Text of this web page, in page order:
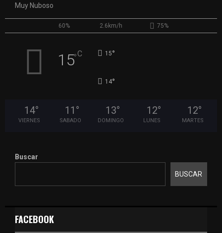
Muy Nuboso
60% 2.6km/h 75%
15°C 15°
14°
14°
VIERNES
11 °
SABADO
13°
DOMINGO
12°
LUNES
12°
MARTES
Buscar
BUSCAR
FACEBOOK